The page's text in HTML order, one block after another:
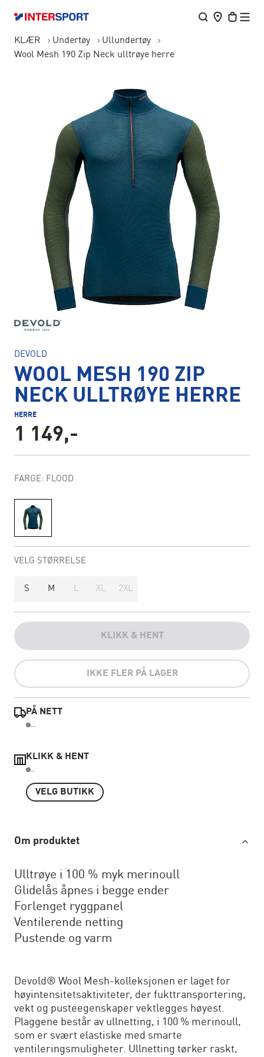
KLÆR Undertøy
Ullundertøy
Wool Mesh 190 Zip Neck ulltrøye herre
DEVOLD
WOOL MESH 190 ZIP
NECK ULLTRØYE HERRE
HERRE
1 149,-
FARGE: FLOOD
VELG STØRRELSE
S M L XL 2XL
KLIKK & HENT
IKKE FLER PÅ LAGER
PÅ NETT
...
KLIKK & HENT
..
VELG BUTIKK
Om produktet
Ulltrøye i 100 % myk merinoull
Glidelås åpnes i begge ender
Forlenget ryggpanel
Ventilerende netting
Pustende og varm
Devold® Wool Mesh-kolleksjonen er laget for
høyintensitetsaktiviteter, der fukttransportering,
vekt og pusteegenskaper vektlegges høyest.
Plaggene består av ullnetting, i 100 % merinoull,
som er svært elastiske med smarte
ventileringsmuligheter. Ullnetting tørker raskt,